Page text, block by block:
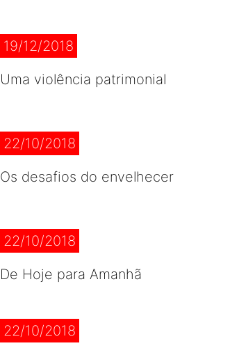
19/12/2018
Uma violência patrimonial
22/10/2018
Os desafios do envelhecer
22/10/2018
De Hoje para Amanhã
22/10/2018